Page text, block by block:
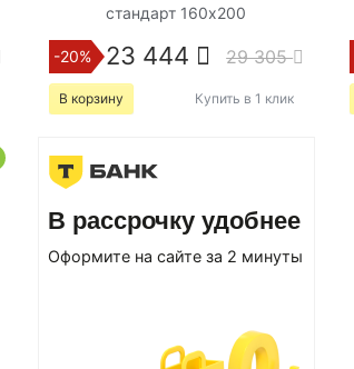
стандарт 160х200
-20% 23 444 29 305
В корзину Купить в 1 клик
В рассрочку удобнее
Оформите на сайте за 2 минуты